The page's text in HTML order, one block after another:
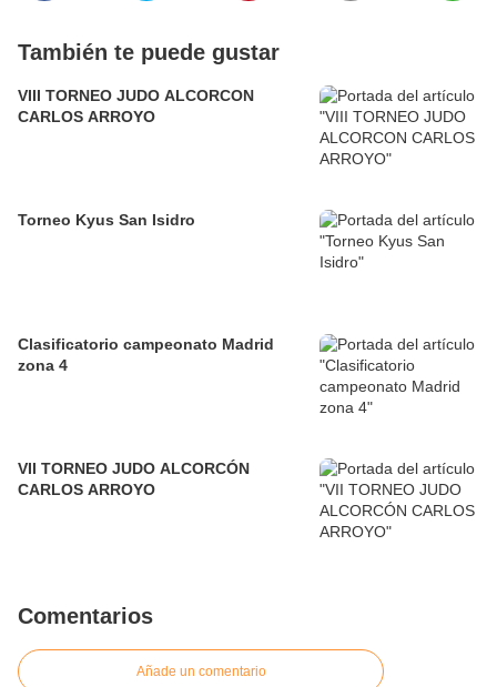
También te puede gustar
VIII TORNEO JUDO ALCORCON
CARLOS ARROYO
Torneo Kyus San Isidro
Clasificatorio campeonato Madrid
zona 4
VII TORNEO JUDO ALCORCÓN
CARLOS ARROYO
Comentarios
Añade un comentario